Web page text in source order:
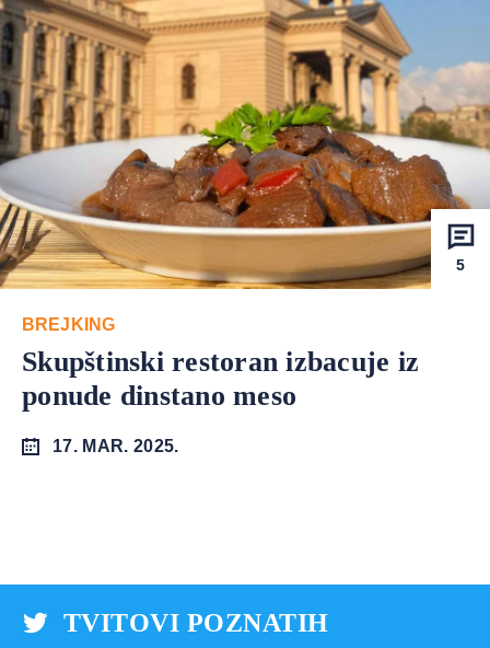
5
BREJKING
Skupštinski restoran izbacuje iz
ponude dinstano meso
17. MAR. 2025.
TVITOVI POZNATIH